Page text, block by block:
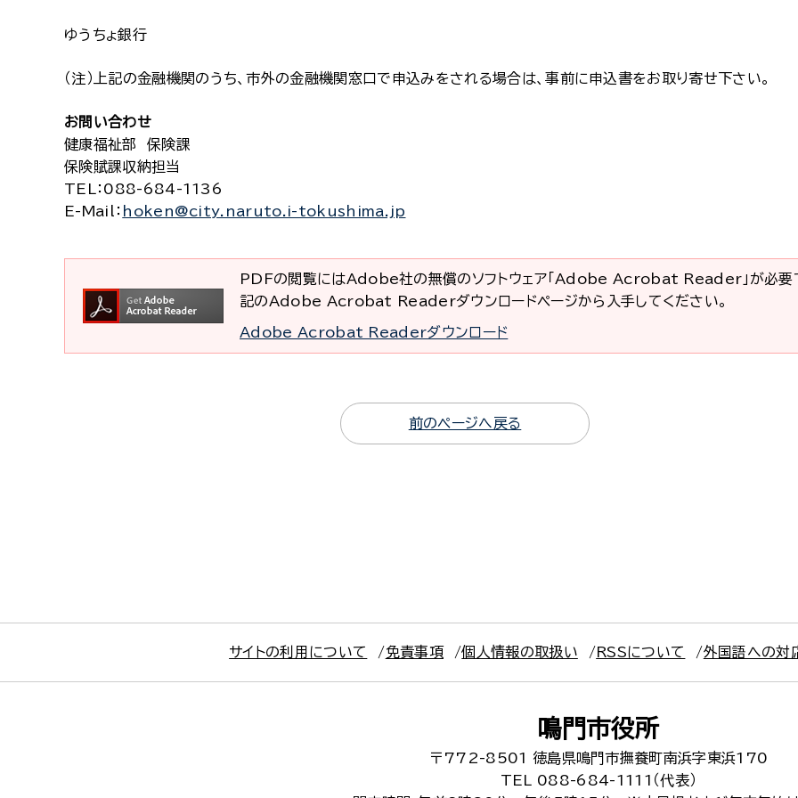
ゆうちょ銀行
（注）上記の金融機関のうち、市外の金融機関窓口で申込みをされる場合は、事前に申込書をお取り寄せ下さい。
お問い合わせ
健康福祉部 保険課
保険賦課収納担当
TEL
：088-684-1136
E-Mail
： hoken@city.naruto.i-tokushima.jp
PDFの閲覧にはAdobe社の無償のソフトウェア「Adobe Acrobat Reader」が必要
記のAdobe Acrobat Readerダウンロードページから入手してください。
Adobe Acrobat Readerダウンロード
前のページへ戻る
サイトの利用について 免責事項 個人情報の取扱い RSSについて 外国語への対
鳴門市役所
〒772-8501
徳島県鳴門市撫養町南浜字東浜170
TEL 088-684-1111（代表）